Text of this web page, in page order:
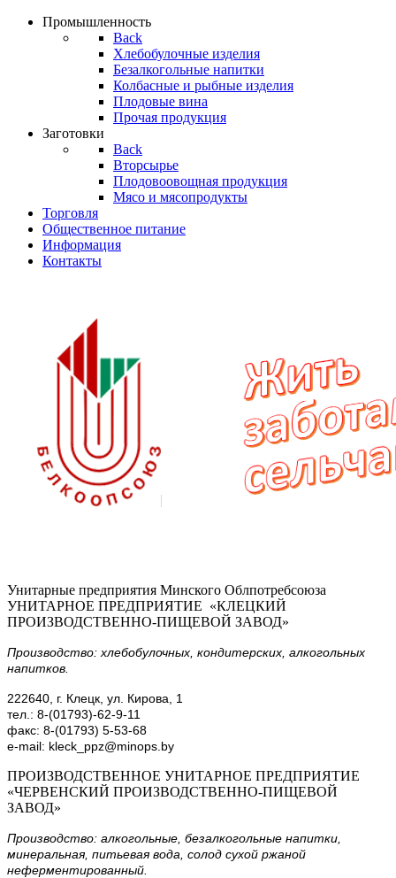
Промышленность
Back
Хлебобулочные изделия
Безалкогольные напитки
Колбасные и рыбные изделия
Плодовые вина
Прочая продукция
Заготовки
Back
Вторсырье
Плодовоовощная продукция
Мясо и мясопродукты
Торгoвля
Общественное питание
Информация
Контакты
Унитарные предприятия Минского Облпотребсоюза
УНИТАРНОЕ ПРЕДПРИЯТИЕ «КЛЕЦКИЙ
ПРОИЗВОДСТВЕННО-ПИЩЕВОЙ ЗАВОД»
Производство: хлебобулочных, кондитерских, алкогольных
напитков.
222640, г. Клецк, ул. Кирова, 1
тел.: 8-(01793)-62-9-11
факс: 8-(01793) 5-53-68
e-mail: kleck_ppz@minops.by
ПРОИЗВОДСТВЕННОЕ УНИТАРНОЕ ПРЕДПРИЯТИЕ
«ЧЕРВЕНСКИЙ ПРОИЗВОДСТВЕННО-ПИЩЕВОЙ
ЗАВОД»
Производство: алкогольные, безалкогольные напитки,
минеральная, питьевая вода, солод сухой ржаной
неферментированный.